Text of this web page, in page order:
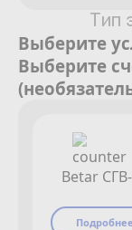
Тип
Выберите
Выберите
Betar
Подробнее